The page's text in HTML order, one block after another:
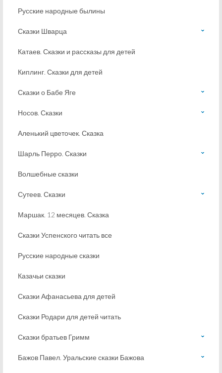
Русские народные былины
Сказки Шварца
Катаев. Сказки и рассказы для детей
Киплинг. Сказки для детей
Сказки о Бабе Яге
Носов. Сказки
Аленький цветочек. Сказка
Шарль Перро. Сказки
Волшебные сказки
Сутеев. Сказки
Маршак. 12 месяцев. Сказка
Сказки Успенского читать все
Русские народные сказки
Казачьи сказки
Сказки Афанасьева для детей
Сказки Родари для детей читать
Сказки братьев Гримм
Бажов Павел. Уральские сказки Бажова